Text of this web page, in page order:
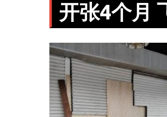
开张4个月